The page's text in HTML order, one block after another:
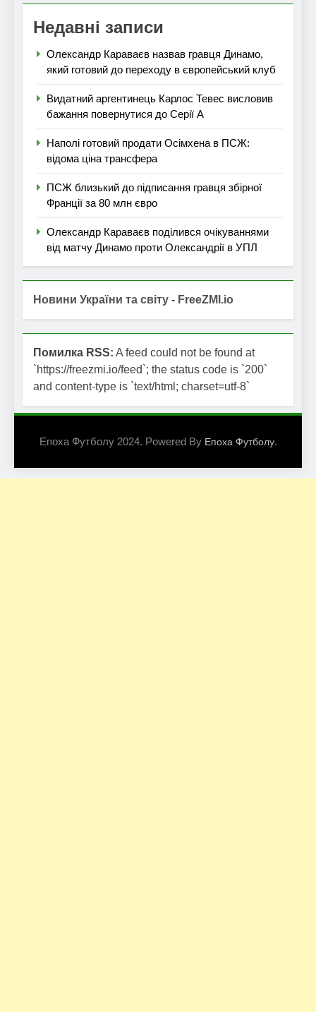
Недавні записи
Олександр Караваєв назвав гравця Динамо,
який готовий до переходу в європейський клуб
Видатний аргентинець Карлос Тевес висловив
бажання повернутися до Серії А
Наполі готовий продати Осімхена в ПСЖ:
відома ціна трансфера
ПСЖ близький до підписання гравця збірної
Франції за 80 млн євро
Олександр Караваєв поділився очікуваннями
від матчу Динамо проти Олександрії в УПЛ
Новини України та світу - FreeZMI.io
Помилка RSS: A feed could not be found at
`https://freezmi.io/feed`; the status code is `200`
and content-type is `text/html; charset=utf-8`
Епоха Футболу 2024. Powered By Епоха Футболу.